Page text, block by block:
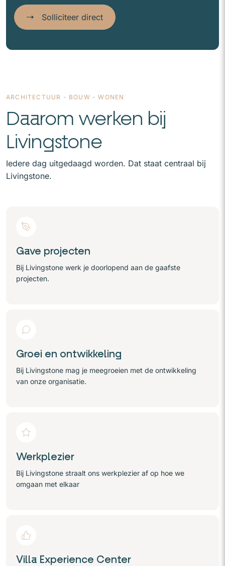
Solliciteer direct
ARCHITECTUUR - BOUW - WONEN
Daarom werken bij
Livingstone
Iedere dag uitgedaagd worden. Dat staat centraal bij
Livingstone.
Gave projecten
Bij Livingstone werk je doorlopend aan de gaafste
projecten.
Groei en ontwikkeling
Bij Livingstone mag je meegroeien met de ontwikkeling
van onze organisatie.
Werkplezier
Bij Livingstone straalt ons werkplezier af op hoe we
omgaan met elkaar
Villa Experience Center